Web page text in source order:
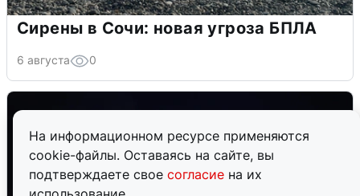
На информационном ресурсе применяются
cookie-файлы. Оставаясь на сайте, вы
подтверждаете свое согласие на их
Сирены в Сочи: новая угроза БПЛА
6 августа 0